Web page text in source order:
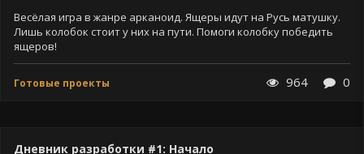
Весёлая игра в жанре арканоид. Ящеры идут на Русь матушку.
Лишь колобок стоит у них на пути. Помоги колобку победить
ящеров!
Готовые проекты 964 0
Дневник разработки #1: Начало